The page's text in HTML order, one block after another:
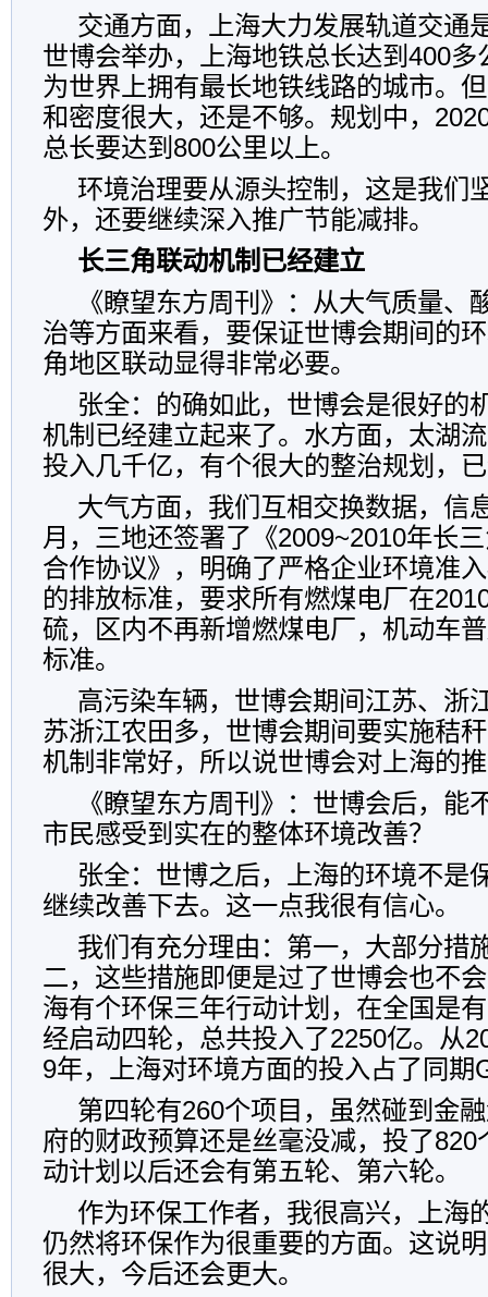
交通方面，上海大力发展轨道交通
世博会举办，上海地铁总长达到400多
为世界上拥有最长地铁线路的城市。
和密度很大，还是不够。规划中，
总长要达到800公里以上。
环境治理要从源头控制，这是我们
外，还要继续深入推广节能减排。
长三角联动机制已经建立
《瞭望东方周刊》：从大气质量、
治等方面来看，要保证世博会期间的
角地区联动显得非常必要。
张全：的确如此，世博会是很好的
机制已经建立起来了。水方面，太湖
投入几千亿，有个很大的整治规划，
大气方面，我们互相交换数据，信
月，三地还签署了《2009~2010年长
合作协议》，明确了严格企业环境准
的排放标准，要求所有燃煤电厂在
硫，区内不再新增燃煤电厂，机动车
标准。
高污染车辆，世博会期间江苏、浙
苏浙江农田多，世博会期间要实施秸
机制非常好，所以说世博会对上海的
《瞭望东方周刊》：世博会后，能
市民感受到实在的整体环境改善？
张全：世博之后，上海的环境不是
继续改善下去。这一点我很有信心。
我们有充分理由：第一，大部分措
二，这些措施即便是过了世博会也不
海有个环保三年行动计划，在全国是
经启动四轮，总共投入了2250亿。从
9年，上海对环境方面的投入占了同期
第四轮有260个项目，虽然碰到金
府的财政预算还是丝毫没减，投了
动计划以后还会有第五轮、第六轮。
作为环保工作者，我很高兴，上海
仍然将环保作为很重要的方面。这说
很大，今后还会更大。